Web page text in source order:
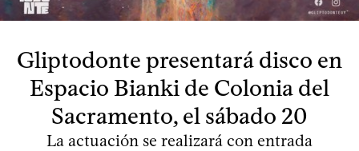
Gliptodonte presentará disco en
Espacio Bianki de Colonia del
Sacramento, el sábado 20
La actuación se realizará con entrada